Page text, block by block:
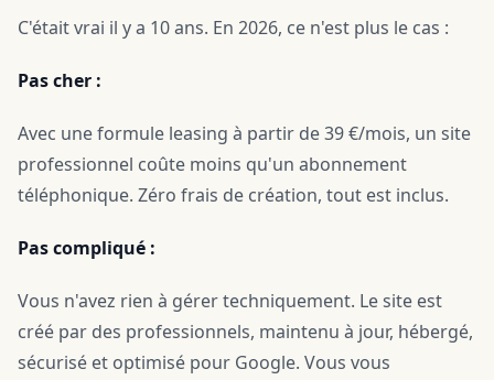
C'était vrai il y a 10 ans. En 2026, ce n'est plus le cas :
Pas cher :
Avec une formule leasing à partir de 39 €/mois, un site
professionnel coûte moins qu'un abonnement
téléphonique. Zéro frais de création, tout est inclus.
Pas compliqué :
Vous n'avez rien à gérer techniquement. Le site est
créé par des professionnels, maintenu à jour, hébergé,
sécurisé et optimisé pour Google. Vous vous